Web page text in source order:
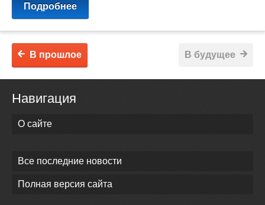
Подробнее
В будущее
В прошлое
Навигация
О сайте
Все последние новости
Полная версия сайта